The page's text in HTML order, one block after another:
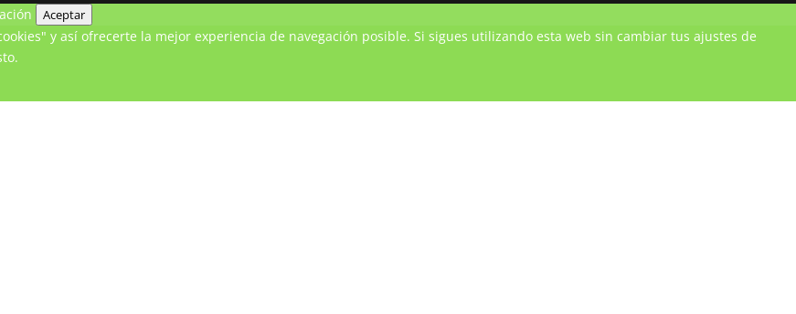
Aceptar
y así ofrecerte la mejor experiencia de navegación posible. Si sigues utilizando esta web sin cambiar tus ajustes de